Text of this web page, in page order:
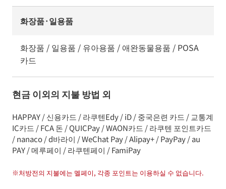
화장품·일용품
화장품 / 일용품 / 유아용품 / 애완동물용품 / POSA
카드
현금 이외의 지불 방법 외
HAPPAY / 신용카드 / 라쿠텐Edy / iD / 중국은련 카드 / 교통계
IC카드 / FCA 돈 / QUICPay / WAON카드 / 라쿠텐 포인트카드
/ nanaco / d바라이 / WeChat Pay / Alipay+ / PayPay / au
PAY / 메루페이 / 라쿠텐페이 / FamiPay
※처방전의 지불에는 멜페이, 각종 포인트는 이용하실 수 없습니다.